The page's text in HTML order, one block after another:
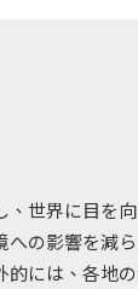
、世界に目を
への影響を減
的には、各地